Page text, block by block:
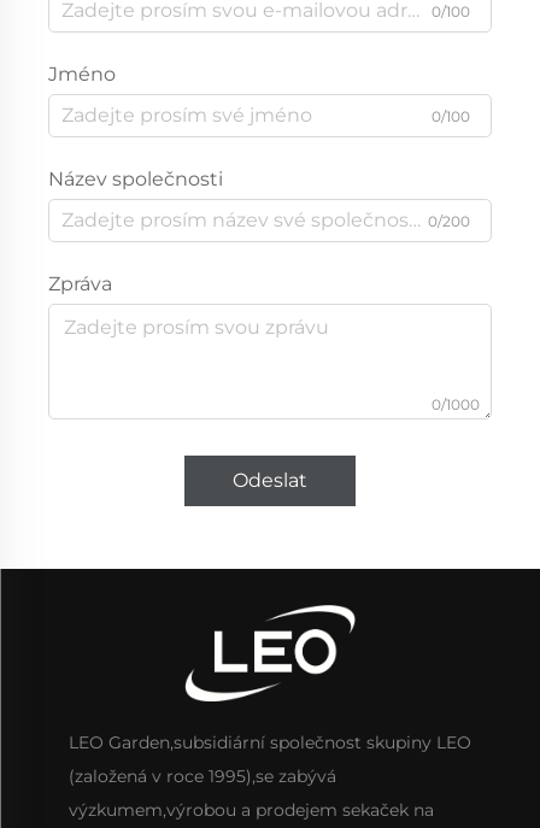
0/100
Jméno
0/100
Název společnosti
0/200
Zpráva
0/1000
Odeslat
LEO Garden,subsidiární společnost skupiny LEO
(založená v roce 1995),se zabývá
výzkumem,výrobou a prodejem sekaček na